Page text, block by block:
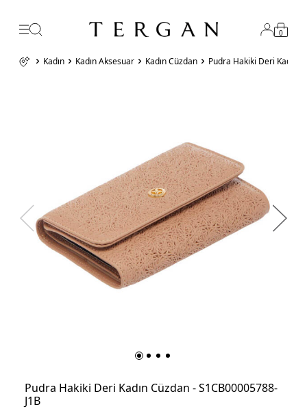
0
Kadın Kadın Aksesuar Kadın Cüzdan Pudra Hakiki Deri Kadın
Pudra Hakiki Deri Kadın Cüzdan - S1CB00005788-
J1B